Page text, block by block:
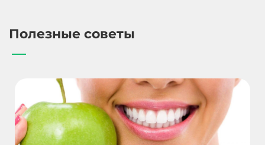
Полезные советы